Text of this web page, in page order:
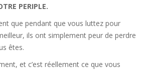
PERIPLE.
que pendant que vous luttez pour
ils ont simplement peur de perdre
êtes.
et c’est réellement ce que vous